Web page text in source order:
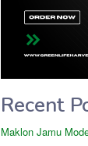
Recent
Maklon Jamu